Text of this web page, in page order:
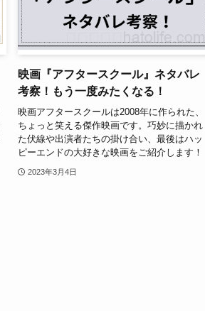
映画『アフタースクール』ネタバレ
考察！もう一度みたくなる！
映画アフタースクールは2008年に作られた、
ちょっと笑える傑作映画です。巧妙に描かれ
た伏線や出演者たちの掛け合い、最後はハッ
ピーエンドの大好きな映画をご紹介します！
2023年3月4日